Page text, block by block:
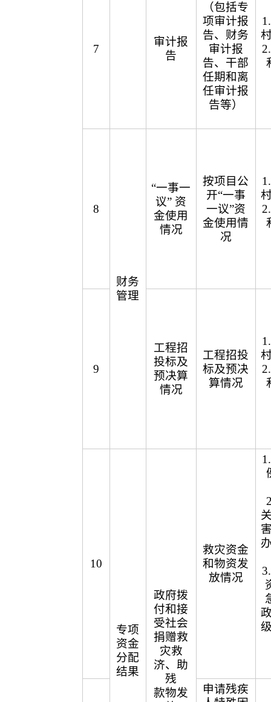
7
审计报
告
（包括专
项审计报
告、财务
审计报
告、干部
任期和离
任审计报
告等）
8
财务
管理
“一事一
议” 资
金使用
情况
按项目公
开“一事
一议”资
金使用情
况
9
工程招
投标及
预决算
情况
工程招投
标及预决
算情况
10
专项
资金
分配
结果
政府拨
付和接
受社会
捐赠救
灾救
济、助
残
款物发
救灾资金
和物资发
放情况
申请残疾